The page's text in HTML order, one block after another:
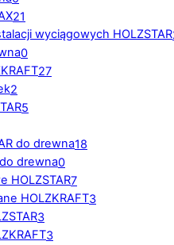
21
wyciągowych HOLZSTAR
0
27
2
5
do drewna18
drewna0
HOLZSTAR7
HOLZKRAFT3
3
3